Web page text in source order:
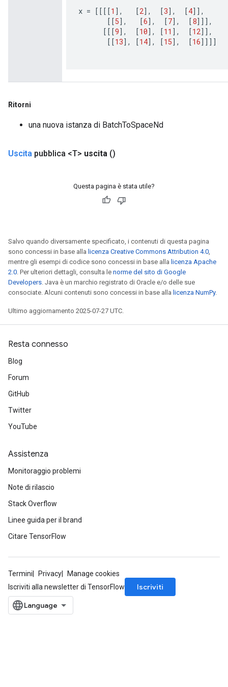
x = [[[[1 ] , [2] , [3] , [4]] ,
[[5] , [6] , [7] , [8]]] ,
[[[9] , [10] , [11 ] , [12]] ,
[[13] , [14] , [15] , [16]]]]
Ritorni
una nuova istanza di BatchToSpaceNd
Uscita pubblica <T> uscita ()
Questa pagina è stata utile?
Salvo quando diversamente specificato, i contenuti di questa pagina
sono concessi in base alla licenza Creative Commons Attribution 4.0,
mentre gli esempi di codice sono concessi in base alla licenza Apache
2.0. Per ulteriori dettagli, consulta le norme del sito di Google
Developers. Java è un marchio registrato di Oracle e/o delle sue
consociate. Alcuni contenuti sono concessi in base alla licenza NumPy.
Ultimo aggiornamento 2025-07-27 UTC.
Resta connesso
Blog
Forum
GitHub
Twitter
YouTube
Assistenza
Monitoraggio problemi
Note di rilascio
Stack Overflow
Linee guida per il brand
Citare TensorFlow
Termini Privacy
Manage cookies
Iscriviti alla newsletter di TensorFlow
Iscriviti